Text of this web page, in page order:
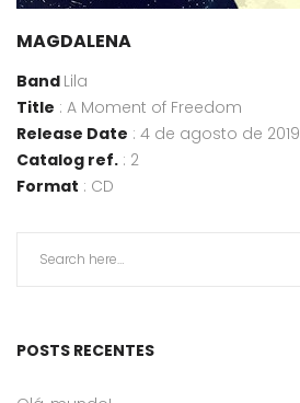
MAGDALENA
Band Lila
Title : A Moment of Freedom
Release Date : 4 de agosto de 2019
Catalog ref. : 2
Format : CD
POSTS RECENTES